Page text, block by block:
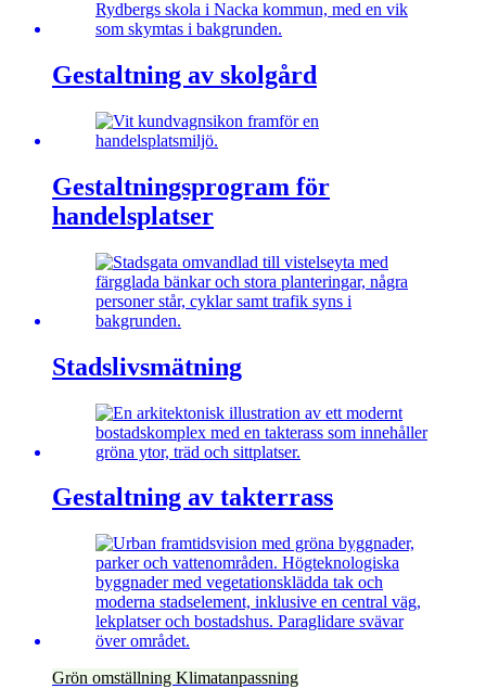
Gestaltning av skolgård
Gestaltningsprogram för
handelsplatser
Stadslivsmätning
Gestaltning av takterrass
Grön omställning Klimatanpassning